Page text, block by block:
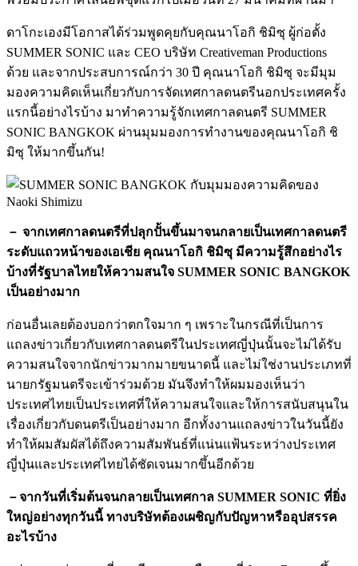
ดาโกะเองมีโอกาสได้ร่วมพูดคุยกับคุณนาโอกิ ชิมิซุ ผู้ก่อตั้ง
SUMMER SONIC และ CEO บริษัท Creativeman Productions
ด้วย และจากประสบการณ์กว่า 30 ปี คุณนาโอกิ ชิมิซุ จะมีมุม
มองความคิดเห็นเกี่ยวกับการจัดเทศกาลดนตรีนอกประเทศครั้ง
แรกนี้อย่างไรบ้าง มาทำความรู้จักเทศกาลดนตรี SUMMER
SONIC BANGKOK ผ่านมุมมองการทำงานของคุณนาโอกิ ชิ
มิซุ ให้มากขึ้นกัน!
－ จากเทศกาลดนตรีที่ปลุกปั้นขึ้นมาจนกลายเป็นเทศกาลดนตรี
ระดับแถวหน้าของเอเชีย คุณนาโอกิ ชิมิซุ มีความรู้สึกอย่างไร
บ้างที่รัฐบาลไทยให้ความสนใจ SUMMER SONIC BANGKOK
เป็นอย่างมาก
ก่อนอื่นเลยต้องบอกว่าตกใจมาก ๆ เพราะในกรณีที่เป็นการ
แถลงข่าวเกี่ยวกับเทศกาลดนตรีในประเทศญี่ปุ่นนั้นจะไม่ได้รับ
ความสนใจจากนักข่าวมากมายขนาดนี้ และไม่ใช่งานประเภทที่
นายกรัฐมนตรีจะเข้าร่วมด้วย มันจึงทำให้ผมมองเห็นว่า
ประเทศไทยเป็นประเทศที่ให้ความสนใจและให้การสนับสนุนใน
เรื่องเกี่ยวกับดนตรีเป็นอย่างมาก อีกทั้งงานแถลงข่าวในวันนี้ยัง
ทำให้ผมสัมผัสได้ถึงความสัมพันธ์ที่แน่นแฟ้นระหว่างประเทศ
ญี่ปุ่นและประเทศไทยได้ชัดเจนมากขึ้นอีกด้วย
－จากวันที่เริ่มต้นจนกลายเป็นเทศกาล SUMMER SONIC ที่ยิ่ง
ใหญ่อย่างทุกวันนี้ ทางบริษัทต้องเผชิญกับปัญหาหรืออุปสรรค
อะไรบ้าง